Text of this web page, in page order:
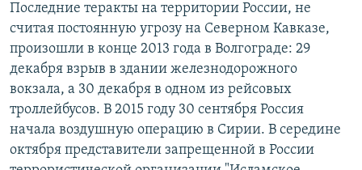
Последние теракты на территории России, не
считая постоянную угрозу на Северном Кавказе,
произошли в конце 2013 года в Волгограде: 29
декабря взрыв в здании железнодорожного
вокзала, а 30 декабря в одном из рейсовых
троллейбусов. В 2015 году 30 сентября Россия
начала воздушную операцию в Сирии. В середине
октября представители запрещенной в России